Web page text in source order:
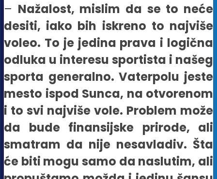
– Nažalost, mislim da se to neće
desiti, iako bih iskreno to najviše
voleo. To je jedina prava i logična
odluka u interesu sportista i našeg
sporta generalno. Vaterpolu jeste
mesto ispod Sunca, na otvorenom
i to svi najviše vole. Problem može
da bude finansijske prirode, ali
smatram da nije nesavladiv. Šta
će biti mogu samo da naslutim, ali